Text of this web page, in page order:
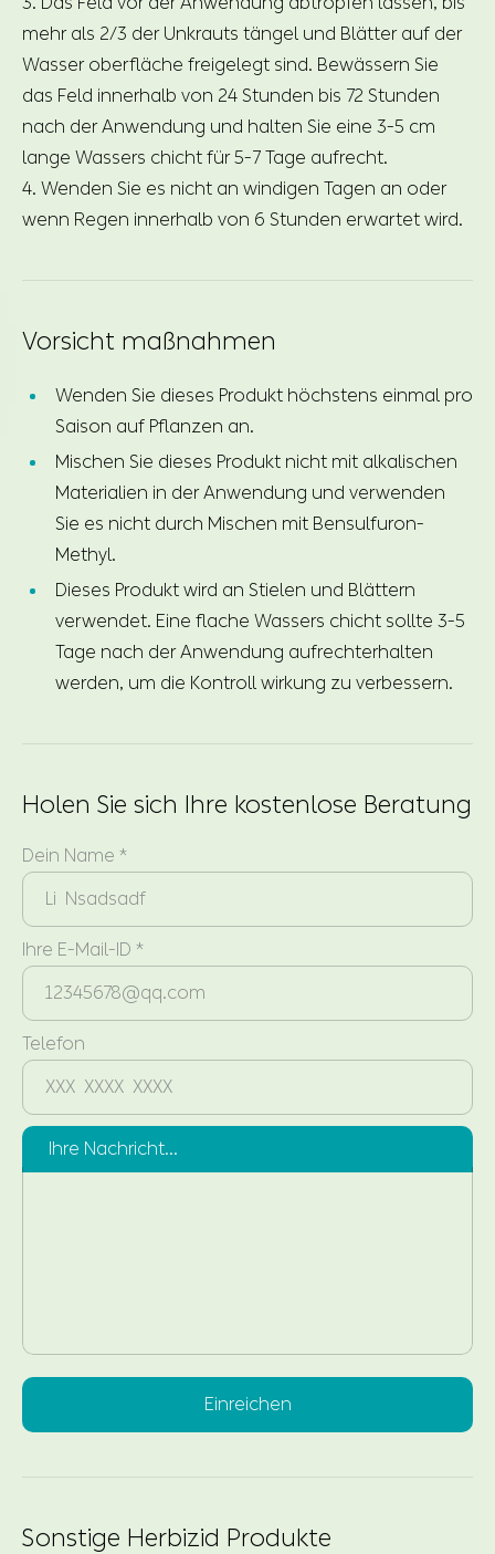
mehr als 2/3 der Unkrauts tängel und Blätter auf der
Wasser oberfläche freigelegt sind. Bewässern Sie
das Feld innerhalb von 24 Stunden bis 72 Stunden
nach der Anwendung und halten Sie eine 3-5 cm
lange Wassers chicht für 5-7 Tage aufrecht.
4. Wenden Sie es nicht an windigen Tagen an oder
wenn Regen innerhalb von 6 Stunden erwartet wird.
Vorsicht maßnahmen
Wenden Sie dieses Produkt höchstens einmal pro
Saison auf Pflanzen an.
Mischen Sie dieses Produkt nicht mit alkalischen
Materialien in der Anwendung und verwenden
Sie es nicht durch Mischen mit Bensulfuron-
Methyl.
Dieses Produkt wird an Stielen und Blättern
verwendet. Eine flache Wassers chicht sollte 3-5
Tage nach der Anwendung aufrechterhalten
werden, um die Kontroll wirkung zu verbessern.
Holen Sie sich Ihre kostenlose Beratung
Dein Name *
Ihre E-Mail-ID *
Telefon
Ihre Nachricht...
Einreichen
Sonstige Herbizid Produkte